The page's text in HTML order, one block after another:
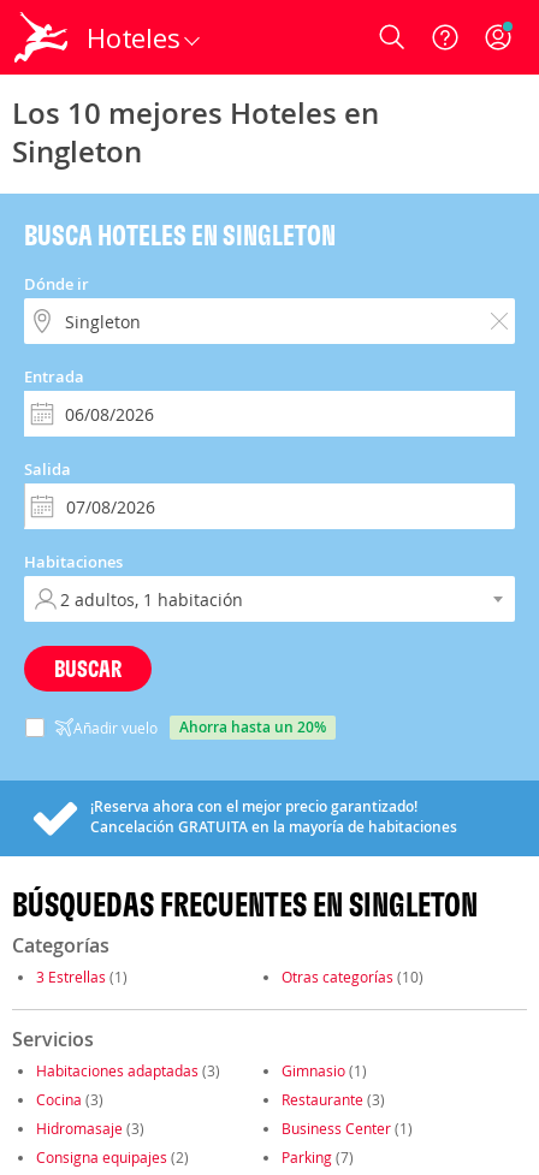
Hoteles Login
Los 10 mejores Hoteles en
Singleton
BUSCA HOTELES EN SINGLETON
Dónde ir
Entrada
Salida
Habitaciones
BUSCAR
Añadir vuelo ahorra hasta un 20%
¡Reserva ahora con el mejor precio garantizado!
Cancelación GRATUITAen la mayoría de habitaciones
BÚSQUEDAS FRECUENTES EN SINGLETON
Categorías
3 Estrellas (1) Otras categorías (10)
Servicios
Habitaciones adaptadas (3) Gimnasio(1)
Cocina (3) Restaurante(3)
Hidromasaje(3) Business Center(1)
Consigna equipajes (2) Parking(7)